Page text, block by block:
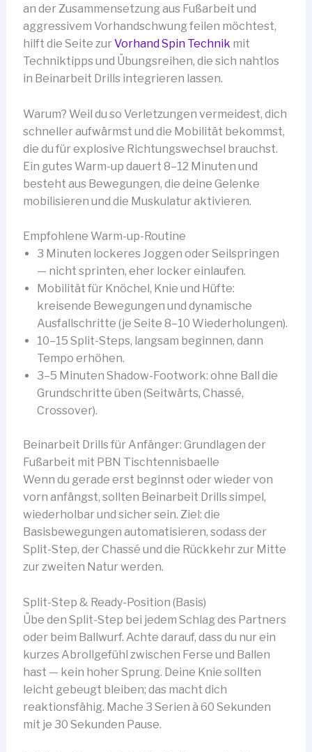
an der Zusammensetzung aus Fußarbeit und
aggressivem Vorhandschwung feilen möchtest,
hilft die Seite zurVorhand Spin Technik mit
Techniktipps und Übungsreihen, die sich nahtlos
in Beinarbeit Drills integrieren lassen.
Warum? Weil du so Verletzungen vermeidest, dich
schneller aufwärmst und die Mobilität bekommst,
die du für explosive Richtungswechsel brauchst.
Ein gutes Warm-up dauert 8–12 Minuten und
besteht aus Bewegungen, die deine Gelenke
mobilisieren und die Muskulatur aktivieren.
Empfohlene Warm-up-Routine
3 Minuten lockeres Joggen oder Seilspringen
— nicht sprinten, eher locker einlaufen.
Mobilität für Knöchel, Knie und Hüfte:
kreisende Bewegungen und dynamische
Ausfallschritte (je Seite 8–10 Wiederholungen).
10–15 Split-Steps, langsam beginnen, dann
Tempo erhöhen.
3–5 Minuten Shadow-Footwork: ohne Ball die
Grundschritte üben (Seitwärts, Chassé,
Crossover).
Beinarbeit Drills für Anfänger: Grundlagen der
Fußarbeit mit PBN Tischtennisbaelle
Wenn du gerade erst beginnst oder wieder von
vorn anfängst, sollten Beinarbeit Drills simpel,
wiederholbar und sicher sein. Ziel: die
Basisbewegungen automatisieren, sodass der
Split-Step, der Chassé und die Rückkehr zur Mitte
zur zweiten Natur werden.
Split-Step & Ready-Position (Basis)
Übe den Split-Step bei jedem Schlag des Partners
oder beim Ballwurf. Achte darauf, dass du nur ein
kurzes Abrollgefühl zwischen Ferse und Ballen
hast — kein hoher Sprung. Deine Knie sollten
leicht gebeugt bleiben; das macht dich
reaktionsfähig. Mache 3 Serien à 60 Sekunden
mit je 30 Sekunden Pause.